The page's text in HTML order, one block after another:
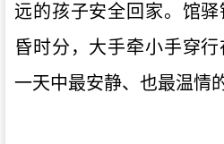
远的孩子安全回家。馆
昏时分，大手牵小手穿
一天中最安静、也最温情